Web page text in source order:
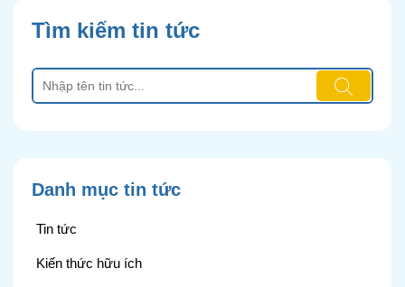
Tìm kiếm tin tức
Danh mục tin tức
Tin tức
Kiến thức hữu ích